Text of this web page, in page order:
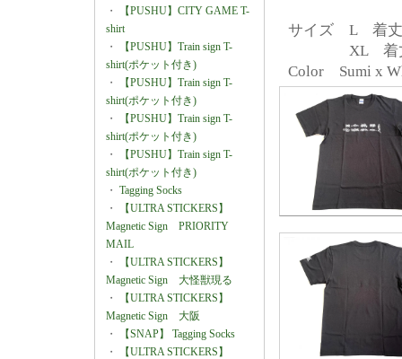
・
【PUSHU】CITY GAME T-
shirt
・
【PUSHU】Train sign T-
shirt(ポケット付き)
・
【PUSHU】Train sign T-
shirt(ポケット付き)
・
【PUSHU】Train sign T-
shirt(ポケット付き)
・
【PUSHU】Train sign T-
shirt(ポケット付き)
・ Tagging Socks
・
【ULTRA STICKERS】
Magnetic Sign PRIORITY
MAIL
・
【ULTRA STICKERS】
Magnetic Sign 大怪獣現る
・
【ULTRA STICKERS】
Magnetic Sign 大阪
・
【SNAP】 Tagging Socks
・
【ULTRA STICKERS】
サイズ L 着丈
XL 着丈76,
Color Sumi x